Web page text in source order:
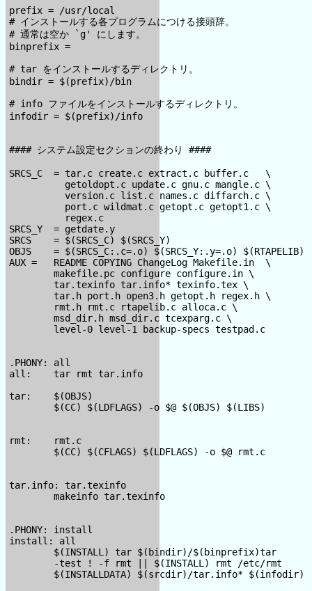
prefix = /usr/local
# インストールする各プログラムにつける接頭辞。
# 通常は空か `g' にします。
binprefix =
# tar をインストールするディレクトリ。
bindir = $(prefix)/bin
# info ファイルをインストールするディレクトリ。
infodir = $(prefix)/info
#### システム設定セクションの終わり ####
SRCS_C  = tar.c create.c extract.c buffer.c   \
          getoldopt.c update.c gnu.c mangle.c \
          version.c list.c names.c diffarch.c \
          port.c wildmat.c getopt.c getopt1.c \
          regex.c
SRCS_Y  = getdate.y
SRCS    = $(SRCS_C) $(SRCS_Y)
OBJS    = $(SRCS_C:.c=.o) $(SRCS_Y:.y=.o) $(RTAPELIB)
AUX =   README COPYING ChangeLog Makefile.in  \
        makefile.pc configure configure.in \
        tar.texinfo tar.info* texinfo.tex \
        tar.h port.h open3.h getopt.h regex.h \
        rmt.h rmt.c rtapelib.c alloca.c \
        msd_dir.h msd_dir.c tcexparg.c \
        level-0 level-1 backup-specs testpad.c
.PHONY: all
all:    tar rmt tar.info
tar:    $(OBJS)
        $(CC) $(LDFLAGS) -o $@ $(OBJS) $(LIBS)
rmt:    rmt.c
        $(CC) $(CFLAGS) $(LDFLAGS) -o $@ rmt.c
tar.info: tar.texinfo
        makeinfo tar.texinfo
.PHONY: install
install: all
        $(INSTALL) tar $(bindir)/$(binprefix)tar
        -test ! -f rmt || $(INSTALL) rmt /etc/rmt
        $(INSTALLDATA) $(srcdir)/tar.info* $(infodir)